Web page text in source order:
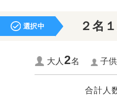
選択中 ２名
大人2名 子供
合計人